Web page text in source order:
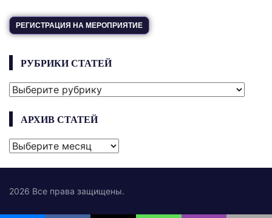
РЕГИСТРАЦИЯ НА МЕРОПРИЯТИЕ
РУБРИКИ СТАТЕЙ
РУБРИКИ
АРХИВ СТАТЕЙ
АРХИВ
2026 Все права защищены.